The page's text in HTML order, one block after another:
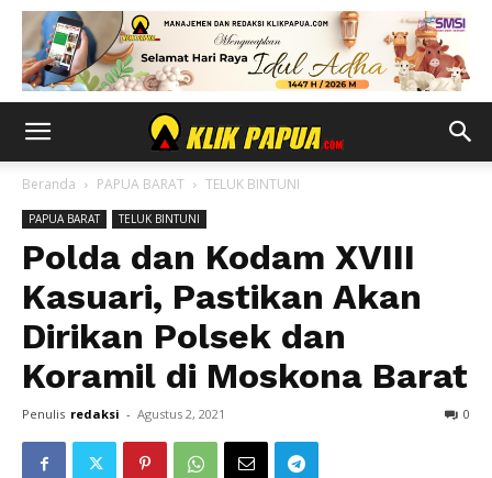
Beranda PAPUA BARAT TELUK BINTUNI
PAPUA BARAT TELUK BINTUNI
Polda dan Kodam XVIII
Kasuari, Pastikan Akan
Dirikan Polsek dan
Koramil di Moskona Barat
Penulis redaksi - Agustus 2, 2021 0